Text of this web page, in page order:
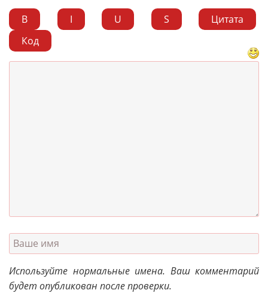
B I U S
Цитата
Код
Используйте нормальные имена. Ваш комментарий
будет опубликован после проверки.